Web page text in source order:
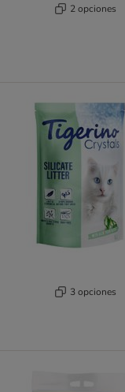
2 opciones
3 opciones